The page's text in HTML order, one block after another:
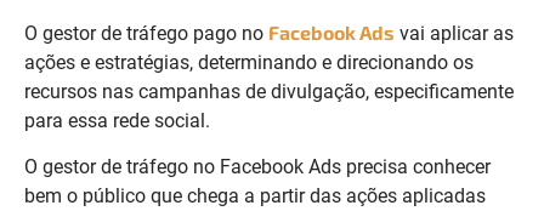
O gestor de tráfego pago no Facebook Ads vai aplicar as
ações e estratégias, determinando e direcionando os
recursos nas campanhas de divulgação, especificamente
para essa rede social.
O gestor de tráfego no Facebook Ads precisa conhecer
bem o público que chega a partir das ações aplicadas